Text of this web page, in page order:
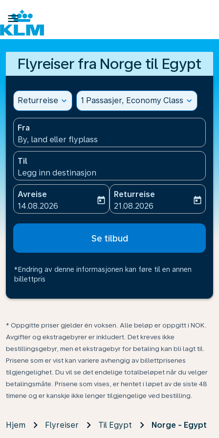

Flyreiser fra Norge til Egypt
Returreise expand_more 1 Passasjer, Economy Class expand_more
Fra
By, land eller flyplass
Til
Legg inn destinasjon
Avreise
fc-booking-departure-date-aria-label
14.08.2026
today
Returreise
fc-booking-return-date-
21.08.2026
today
Se tilbud
*Endring av denne informasjonen kan føre til en annen
billettpris
* Oppgitte priser gjelder én voksen. Alle beløp er oppgitt i NOK.
Avgifter og ekstragebyrer er inkludert. Det kreves ikke
bestillingsgebyr, men et ekstragebyr for betaling kan bli lagt til.
Prisene som er vist kan variere avhengig av billettprisenes
tilgjengelighet. Du vil se det endelige totalbeløpet når du velger
betalingsmåte. Prisene som vises, er hentet i løpet av de siste 48
timene og er kanskje ikke lenger tilgjengelige ved bestilling.
Hjem Flyreiser Til Egypt Norge - Egypt